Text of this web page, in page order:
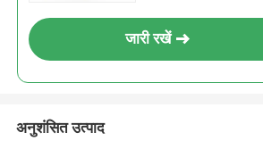
जारी रखें
अनुशंसित उत्पाद